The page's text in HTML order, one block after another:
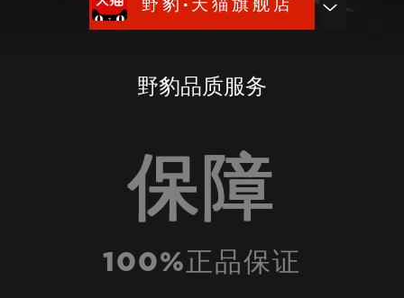
野豹·天猫旗舰店
野豹品质服务
保障
100%正品保证